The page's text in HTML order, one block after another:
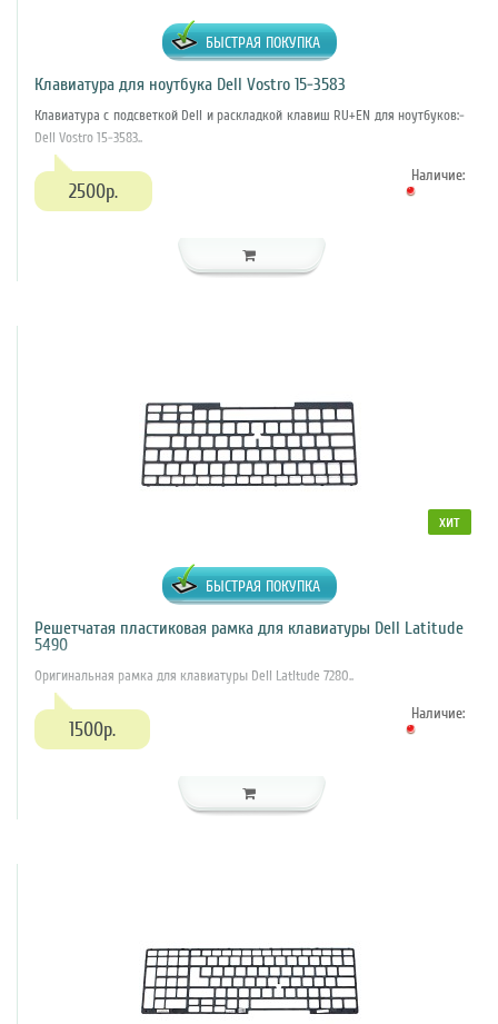
БЫСТРАЯ ПОКУПКА
Клавиатура для ноутбука Dell Vostro 15-3583
Клавиатура c подсветкой Dell и раскладкой клавиш RU+EN для ноутбуков:-
Dell Vostro 15-3583..
2500р.
Наличие:
хит
БЫСТРАЯ ПОКУПКА
Решетчатая пластиковая рамка для клавиатуры Dell Latitude
5490
Оригинальная рамка для клавиатуры Dell Latitude 7280..
1500р.
Наличие: